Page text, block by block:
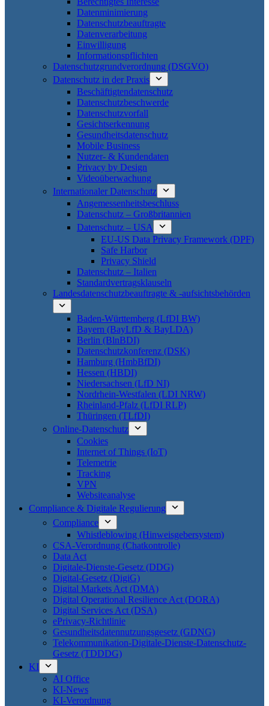
Datenminimierung
Datenschutzbeauftragte
Datenverarbeitung
Einwilligung
Informationspflichten
Datenschutzgrundverordnung (DSGVO)
Datenschutz in der Praxis
Beschäftigtendatenschutz
Datenschutzbeschwerde
Datenschutzvorfall
Gesichtserkennung
Gesundheitsdatenschutz
Mobile Business
Nutzer- & Kundendaten
Privacy by Design
Videoüberwachung
Internationaler Datenschutz
Angemessenheitsbeschluss
Datenschutz – Großbritannien
Datenschutz – USA
EU-US Data Privacy Framework (DPF)
Safe Harbor
Privacy Shield
Datenschutz – Italien
Standardvertragsklauseln
Landesdatenschutzbeauftragte & -aufsichtsbehörden
Baden-Württemberg (LfDI BW)
Bayern (BayLfD & BayLDA)
Berlin (BlnBDI)
Datenschutzkonferenz (DSK)
Hamburg (HmbBfDI)
Hessen (HBDI)
Niedersachsen (LfD NI)
Nordrhein-Westfalen (LDI NRW)
Rheinland-Pfalz (LfDI RLP)
Thüringen (TLfDI)
Online-Datenschutz
Cookies
Internet of Things (IoT)
Telemetrie
Tracking
VPN
Websiteanalyse
Compliance & Digitale Regulierung
Compliance
Whistleblowing (Hinweisgebersystem)
CSA-Verordnung (Chatkontrolle)
Data Act
Digitale-Dienste-Gesetz (DDG)
Digital-Gesetz (DigiG)
Digital Markets Act (DMA)
Digital Operational Resilience Act (DORA)
Digital Services Act (DSA)
ePrivacy-Richtlinie
Gesundheitsdatennutzungsgesetz (GDNG)
Telekommunikation-Digitale-Dienste-Datenschutz-
Gesetz (TDDDG)
KI
AI Office
KI-News
KI-Verordnung